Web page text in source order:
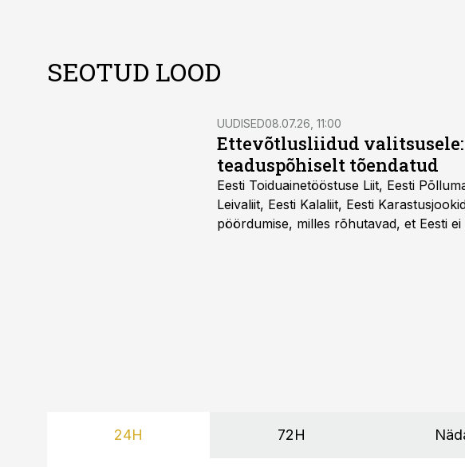
SEOTUD LOOD
UUDISED08.07.26, 11:00
Ettevõtlusliidud
teaduspõhiselt tõendatud
Eesti Toiduainetööstuse Liit, Eesti
Leivaliit, Eesti Kalaliit, Eesti
pöördumise, milles rõhutavad, et Eesti
24H 72H